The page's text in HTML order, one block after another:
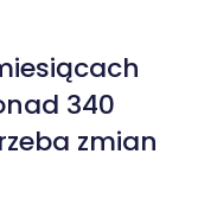
340
zmian